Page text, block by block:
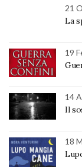
21
La
19
14
Il
18